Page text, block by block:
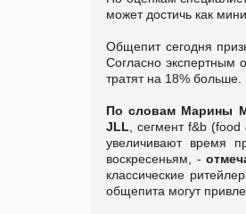
может достичь как
Общепит сегодня
Согласно экспертным
тратят на 18% больше.
По словам Марины
JLL , сегмент f&b
увеличивают время
воскресеньям, -
классические
общепита могут